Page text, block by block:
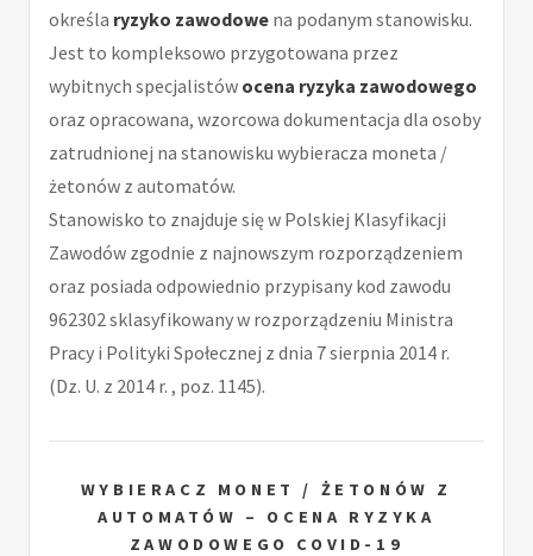
określa ryzyko zawodowe na podanym stanowisku.
Jest to kompleksowo przygotowana przez
wybitnych specjalistów ocena ryzyka zawodowego
oraz opracowana, wzorcowa dokumentacja dla osoby
zatrudnionej na stanowisku wybieracza moneta /
żetonów z automatów.
Stanowisko to znajduje się w Polskiej Klasyfikacji
Zawodów zgodnie z najnowszym rozporządzeniem
oraz posiada odpowiednio przypisany kod zawodu
962302 sklasyfikowany w rozporządzeniu Ministra
Pracy i Polityki Społecznej z dnia 7 sierpnia 2014 r.
(Dz. U. z 2014 r. , poz. 1145).
WYBIERACZ MONET / ŻETONÓW Z
AUTOMATÓW – OCENA RYZYKA
ZAWODOWEGO COVID-19